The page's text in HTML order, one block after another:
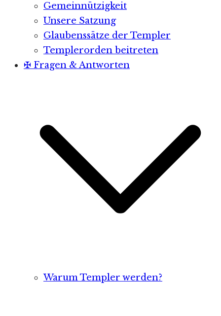
Gemeinnützigkeit
Unsere Satzung
Glaubenssätze der Templer
Templerorden beitreten
✠ Fragen & Antworten
Warum Templer werden?